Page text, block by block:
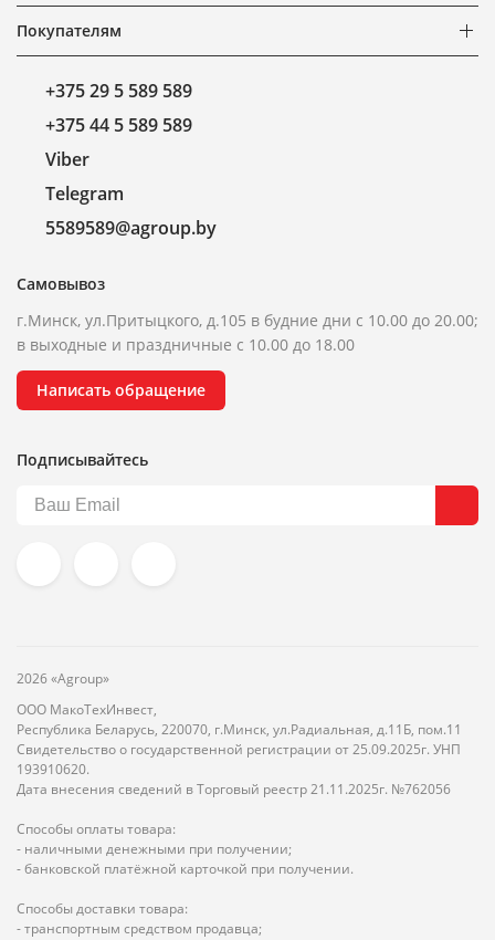
Покупателям
+375 29 5 589 589
+375 44 5 589 589
Viber
Telegram
5589589@agroup.by
Самовывоз
г.Минск, ул.Притыцкого, д.105 в будние дни с 10.00 до 20.00;
в выходные и праздничные с 10.00 до 18.00
Написать обращение
Подписывайтесь
2026 «Agroup»
ООО МакоТехИнвест,
Республика Беларусь, 220070, г.Минск, ул.Радиальная, д.11Б, пом.11
Свидетельство о государственной регистрации от 25.09.2025г. УНП
193910620.
Дата внесения сведений в Торговый реестр 21.11.2025г. №762056
Способы оплаты товара:
- наличными денежными при получении;
- банковской платёжной карточкой при получении.
Способы доставки товара:
- транспортным средством продавца;